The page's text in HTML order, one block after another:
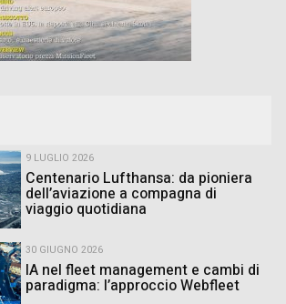
9 LUGLIO 2026
Centenario Lufthansa: da pioniera
dell’aviazione a compagna di
viaggio quotidiana
30 GIUGNO 2026
IA nel fleet management e cambi di
paradigma: l’approccio Webfleet